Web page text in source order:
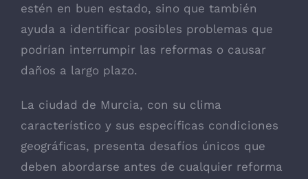
estén en buen estado, sino que también
ayuda a identificar posibles problemas que
podrían interrumpir las reformas o causar
daños a largo plazo.
La ciudad de Murcia, con su clima
característico y sus específicas condiciones
geográficas, presenta desafíos únicos que
deben abordarse antes de cualquier reforma